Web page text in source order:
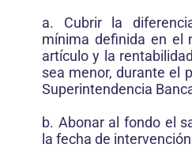
a. Cubrir la
mínima definida en el
artículo y la
sea menor, durante el
Superintendencia
b. Abonar al fondo el
la fecha de